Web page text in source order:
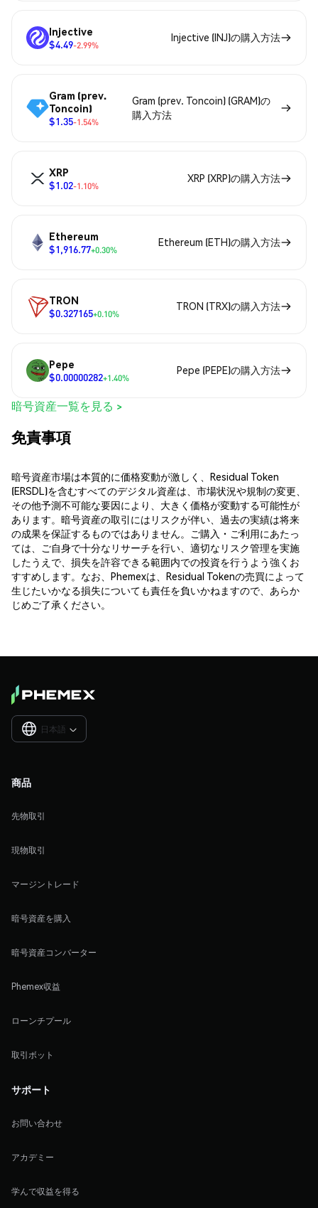
Injective
$4.49-2.99%
Injective (INJ)の購入方法
Gram (prev.
Toncoin)
$1.35-1.54%
Gram (prev. Toncoin) (GRAM)の
購入方法
XRP
$1.02-1.10%
XRP (XRP)の購入方法
Ethereum
$1,916.77+0.30%
Ethereum (ETH)の購入方法
TRON
$0.327165+0.10%
TRON (TRX)の購入方法
Pepe
$0.00000282+1.40%
Pepe (PEPE)の購入方法
暗号資産一覧を見る >
免責事項
暗号資産市場は本質的に価格変動が激しく、Residual Token
(ERSDL)を含むすべてのデジタル資産は、市場状況や規制の変更、
その他予測不可能な要因により、大きく価格が変動する可能性が
あります。暗号資産の取引にはリスクが伴い、過去の実績は将来
の成果を保証するものではありません。ご購入・ご利用にあたっ
ては、ご自身で十分なリサーチを行い、適切なリスク管理を実施
したうえで、損失を許容できる範囲内での投資を行うよう強くお
すすめします。なお、Phemexは、Residual Tokenの売買によって
生じたいかなる損失についても責任を負いかねますので、あらか
じめご了承ください。
日本語 
商品
先物取引
現物取引
マージントレード
暗号資産を購入
暗号資産コンバーター
Phemex収益
ローンチプール
取引ボット
サポート
お問い合わせ
アカデミー
学んで収益を得る